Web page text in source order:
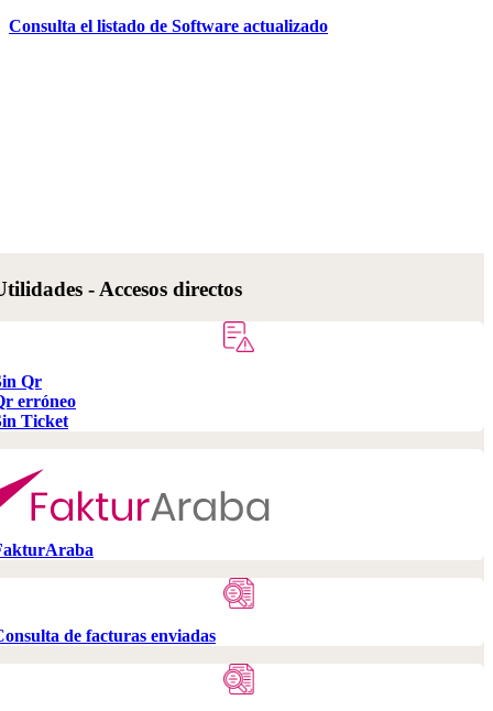
Consulta el listado de Software actualizado
- Accesos directos
Qr
erróneo
Ticket
de facturas enviadas